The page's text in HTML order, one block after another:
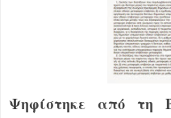
Ψηφίστηκε από τη